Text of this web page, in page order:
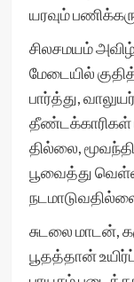
யரவும்
சிலசமயம்
மேடையில்
பார்த்து,
தீண்டக்காரிகள்
தில்லை,
பூவைத்து
சுடலை மாடன்,
பூதத்தான்